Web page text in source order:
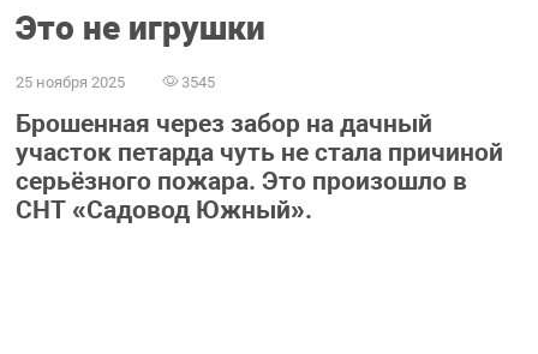
Это не игрушки
25 ноября 2025 3545
Брошенная через забор на дачный
участок петарда чуть не стала причиной
серьёзного пожара. Это произошло в
СНТ «Садовод Южный».